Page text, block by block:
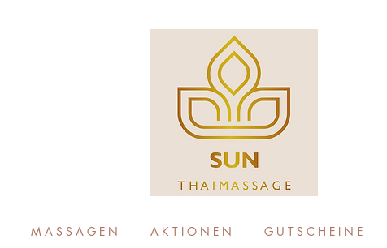
M A S S A G E N A K T I O N E N G U T S C H E I N E